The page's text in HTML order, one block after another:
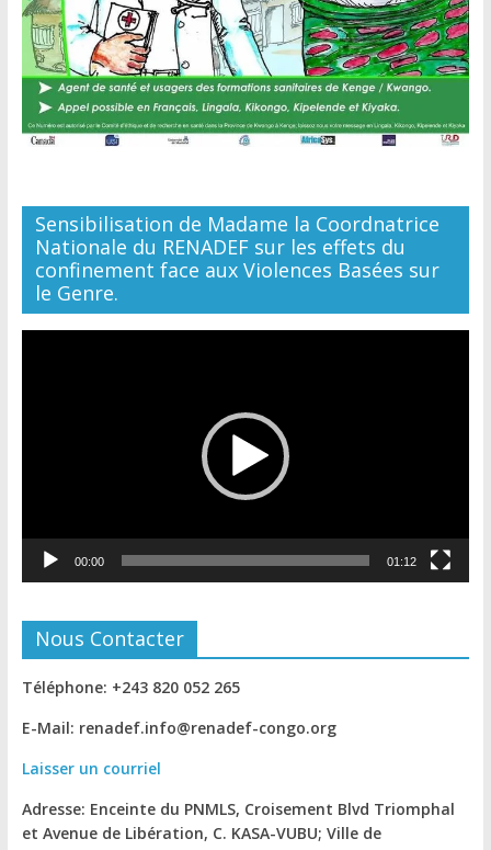
Sensibilisation de Madame la Coordnatrice
Nationale du RENADEF sur les effets du
confinement face aux Violences Basées sur
le Genre.
00:00 01:12
Nous Contacter
Téléphone: +243 820 052 265
E-Mail: renadef.info@renadef-congo.org
Laisser un courriel
Adresse: Enceinte du PNMLS, Croisement Blvd Triomphal
et Avenue de Libération, C. KASA-VUBU; Ville de